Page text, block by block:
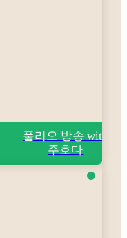
풀리오 방송 with
주호다